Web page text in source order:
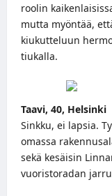
roolin
mutta myöntää,
kiukutteluun
tiukalla.
Taavi, 40, Helsinki
Sinkku, ei lapsia.
omassa
sekä kesäisin
vuoristoradan